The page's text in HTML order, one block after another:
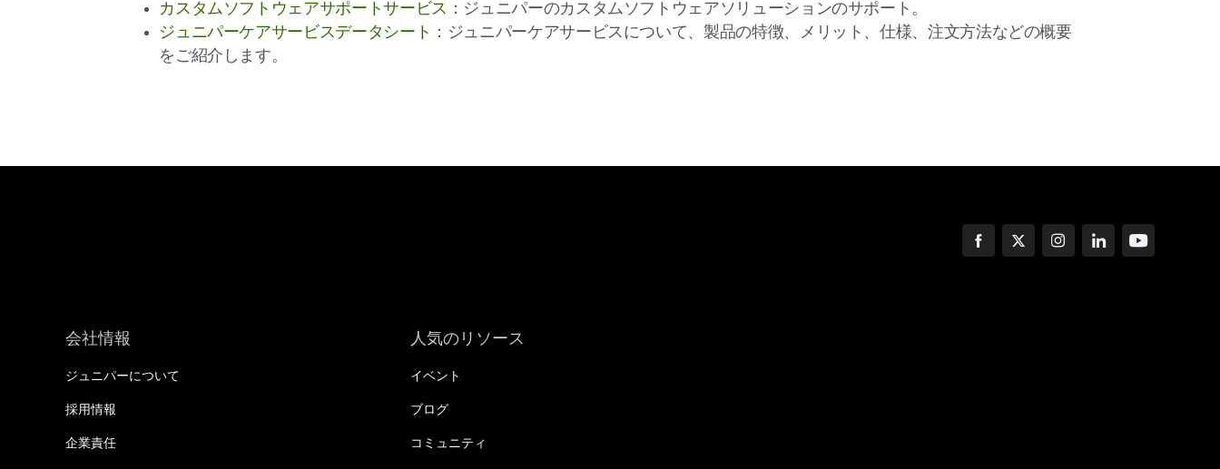
カスタムソフトウェアサポートサービス ：ジュニパーのカスタムソフトウェアソリューションのサポート。
ジュニパーケアサービスデータシート
：ジュニパーケアサービスについて、製品の特徴、メリット、仕様、注文方法などの概要
をご紹介します。
会社情報
ジュニパーについて
採用情報
企業責任
人気のリソース
イベント
ブログ
コミュニティ